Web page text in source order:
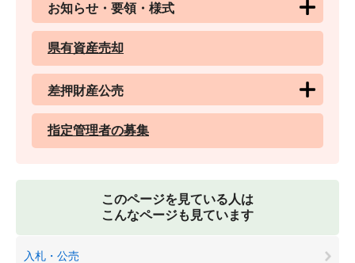
お知らせ・要領・様式
県有資産売却
差押財産公売
指定管理者の募集
このページを見ている人は
こんなページも見ています
入札・公売